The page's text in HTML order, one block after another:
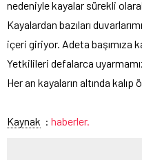
nedeniyle kayalar sürekli
Kayalardan bazıları
içeri giriyor. Adeta başımıza
Yetkilileri defalarca
Her an kayaların altında kalıp
Kaynak : haberler.